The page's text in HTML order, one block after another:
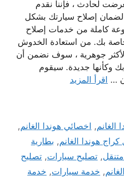
لحادث ، فإننا نقدم
لضمان إصلاح سيارتك بشكل
كاملة من خدمات إصلاح
بك. من استعادة الخدوش
جوهرية ، سوف نضمن أن
بك وكأنها جديدة. سيقوم
… اقرأ المزيد
الغانم, اخصائي هوندا الغانم,
هوندا الغانم, بطارية
, تصليح سيارات, تصليح
, خدمة سيارات, خدمة